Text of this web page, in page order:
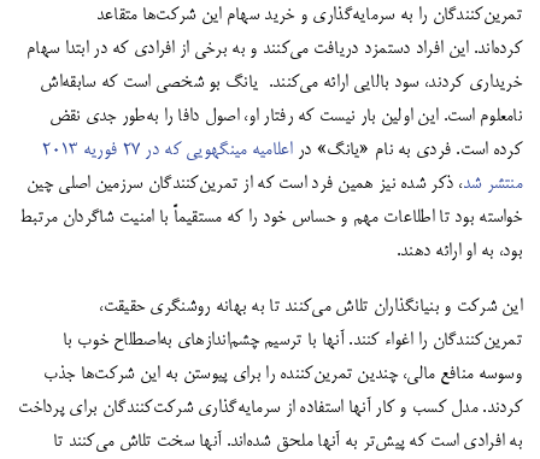
تمرین‌کنندگان را به سرمایه‌گذاری و خرید سهام این شرکت‌ها متقاعد
کرده‌اند.این افراد دستمزد دریافت می‌کنند و به برخی از افرادی که در ابتدا سهام
خریداری کردند، سود بالایی ارائه می‌کنند. یانگ بو شخصی است که سابقه‌اش
نامعلوم است. این اولین بار نیست که رفتار او، اصول دافا را به‌طور جدی نقض
کرده است. فردی به نام «یانگ» در
اعلامیه مینگهویی که در 27 فوریه 2013
منتشر شد، ذکر شده نیز همین فرد است که از تمرین‌کنندگان سرزمین اصلی چین
خواسته بود تا اطلاعات مهم و حساس خود را که مستقیماً با امنیت شاگردان مرتبط
بود، به او ارائه دهند.
این شرکت و بنیانگذاران تلاش می‌کنند تا به بهانه روشنگری حقیقت،
تمرین‌کنندگان را اغواء کنند. آنها با ترسیم چشم‌اندازهای به‌اصطلاح خوب با
وسوسه منافع مالی، چندین تمرین‌کننده را برای پیوستن به این شرکت‌ها جذب
کردند. مدل کسب و کار آنها استفاده از سرمایه‌گذاری‌ شرکت‌کنندگان برای پرداخت
به افرادی است که پیش‌تر به آنها ملحق شده‌اند. آنها سخت تلاش می‌کنند تا